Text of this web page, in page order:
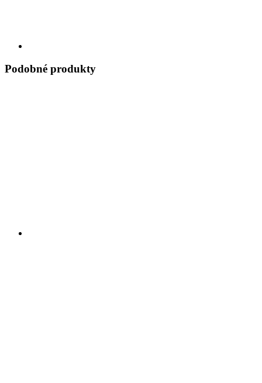
Podobné produkty